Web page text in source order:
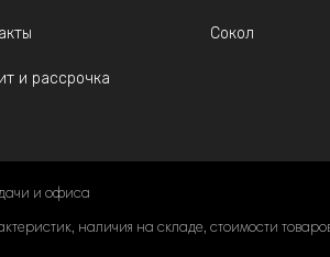
и рассрочка
Сокол
и офиса
наличия на складе, стоимости